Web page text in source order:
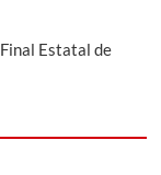
Estatal de